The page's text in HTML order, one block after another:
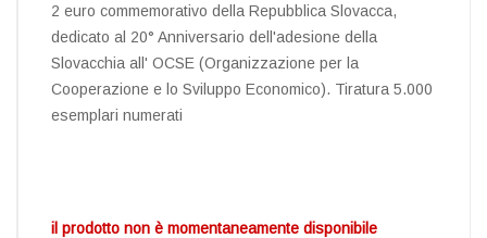
2 euro commemorativo della Repubblica Slovacca,
dedicato al 20° Anniversario dell'adesione della
Slovacchia all' OCSE (Organizzazione per la
Cooperazione e lo Sviluppo Economico). Tiratura 5.000
esemplari numerati
il prodotto non è momentaneamente disponibile